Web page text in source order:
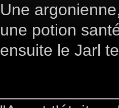
Une
une potion
ensuite le Jarl